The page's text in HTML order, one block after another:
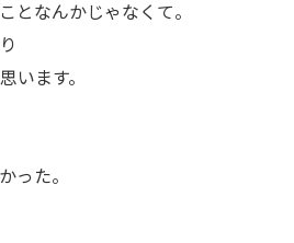
となんかじゃなくて。
います。
った。